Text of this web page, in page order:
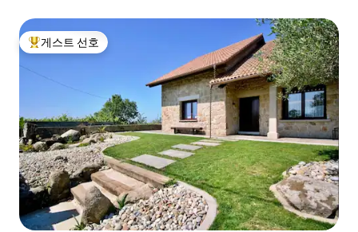
상위 게스트 선호
게스트 선호